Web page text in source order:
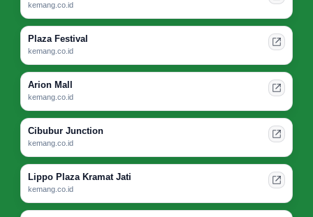
kemang.co.id
Plaza Festival
kemang.co.id
Arion Mall
kemang.co.id
Cibubur Junction
kemang.co.id
Lippo Plaza Kramat Jati
kemang.co.id